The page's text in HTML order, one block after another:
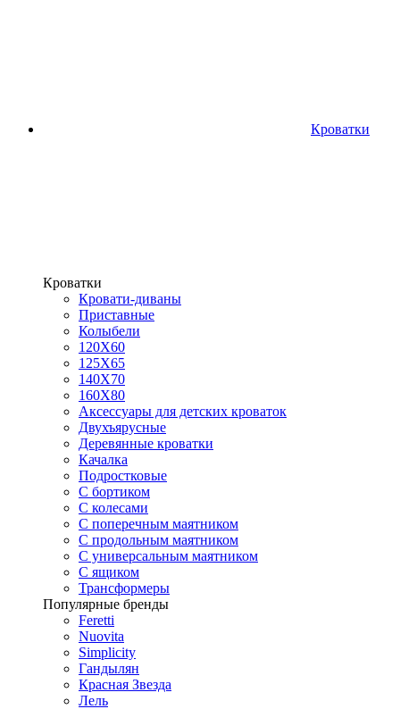
Кроватки
Кроватки
Кровати-диваны
Приставные
Колыбели
120Х60
125X65
140Х70
160Х80
Аксессуары для детских кроваток
Двухъярусные
Деревянные кроватки
Качалка
Подростковые
С бортиком
С колесами
С поперечным маятником
С продольным маятником
С универсальным маятником
С ящиком
Трансформеры
Популярные бренды
Feretti
Nuovita
Simplicity
Гандылян
Красная Звезда
Лель